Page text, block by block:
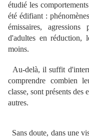
étudié les
été édifiant :
émissaires,
d'adultes en réduction,
moins.
Au-delà, il suffit
comprendre combien
classe, sont présents des
autres.
Sans doute, dans une